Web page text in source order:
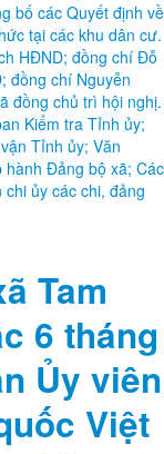
SƠ
TRỊ 6
CÔNG
NHÂN
XẾP
nhằm sơ kết thực
phương hướng,
bố các Quyết định về
tại các khu dân cư.
HĐND; đồng chí Đỗ
đồng chí Nguyễn
chủ trì hội nghị.
Kiểm tra Tỉnh ủy;